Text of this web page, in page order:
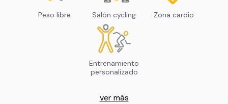
Peso libre Salón cycling Zona cardio
Entrenamiento
personalizado
ver más